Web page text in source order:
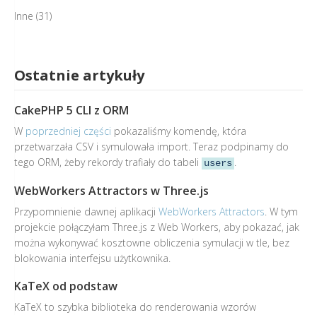
Inne (31)
Ostatnie artykuły
CakePHP 5 CLI z ORM
W poprzedniej części pokazaliśmy komendę, która
przetwarzała CSV i symulowała import. Teraz podpinamy do
tego ORM, żeby rekordy trafiały do tabeli users .
WebWorkers Attractors w Three.js
Przypomnienie dawnej aplikacji WebWorkers Attractors. W tym
projekcie połączyłam Three.js z Web Workers, aby pokazać, jak
można wykonywać kosztowne obliczenia symulacji w tle, bez
blokowania interfejsu użytkownika.
KaTeX od podstaw
KaTeX to szybka biblioteka do renderowania wzorów